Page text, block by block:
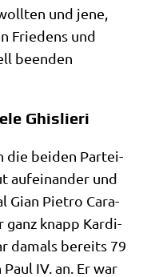
und jene,
Frie­dens und
been­den
Ghislieri
die bei­den Par­tei­
auf­ein­an­der und
Gian Pie­tro Cara­
ganz knapp Kar­di­
damals bereits 79
IV. an. Er war